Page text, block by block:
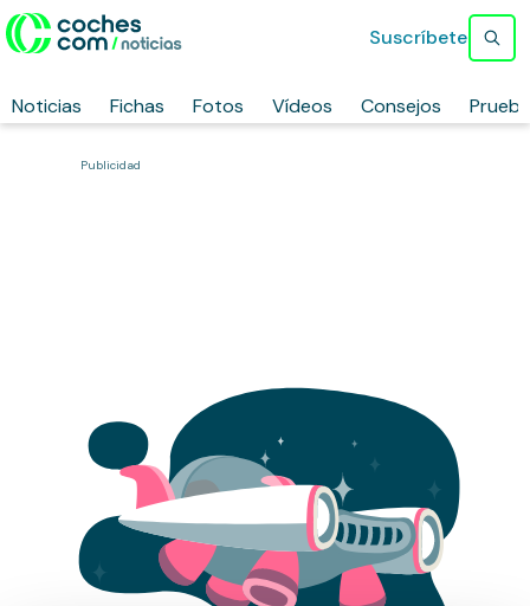
Noticias Fichas Fotos Vídeos Consejos
Suscríbete
Publicidad